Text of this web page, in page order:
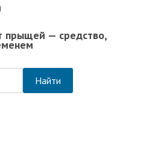
прыщей — средство,